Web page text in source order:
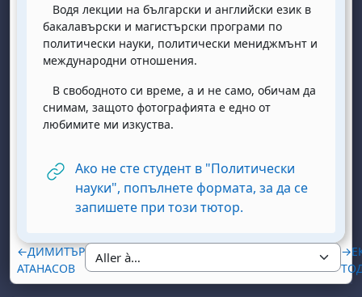
Водя лекции на български и английски език в
бакалавърски и магистърски програми по
политически науки, политически мениджмънт и
международни отношения.
В свободното си време, а и не само, обичам да
снимам, защото фотографията е едно от
любимите ми изкуства.
Ако не сте студент в "Политически
науки", попълнете формата, за да се
запишете при този тютор.
←ДИМИТЪР
АТАНАСОВ
→